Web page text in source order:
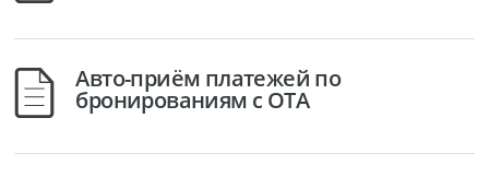
Авто-приём платежей по
бронированиям с OTA